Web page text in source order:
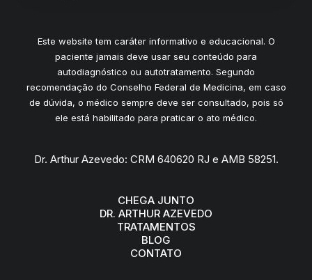
Este website tem caráter informativo e educacional. O
paciente jamais deve usar seu conteúdo para
autodiagnóstico ou autotratamento. Segundo
recomendação do Conselho Federal de Medicina, em caso
de dúvida, o médico sempre deve ser consultado, pois só
ele está habilitado para praticar o ato médico.
Dr. Arthur Azevedo: CRM 640620 RJ e AMB 58251.
CHEGA JUNTO
DR. ARTHUR AZEVEDO
TRATAMENTOS
BLOG
CONTATO